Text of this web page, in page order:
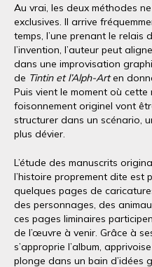
Au vrai, les deux méthodes
exclusives. Il arrive
temps, l’une prenant le relais
l’invention, l’auteur peut
dans une improvisation
de Tintin et l’Alph-Arten
Puis vient le moment où cette
foisonnement originel vont
structurer dans un scénario,
plus dévier.
L’étude des manuscrits
l’histoire proprement dite est
quelques pages de
des personnages, des
ces pages liminaires
de l’œuvre à venir. Grâce à
s’approprie l’album,
plonge dans un bain d’idées